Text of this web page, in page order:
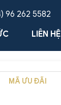
96 262 5582
LIÊN HỆ
MÃ ƯU ĐÃI